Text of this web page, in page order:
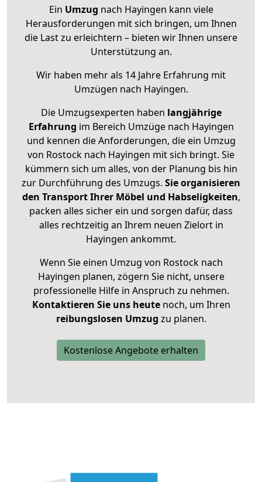
Ein Umzug nach Hayingen kann viele
Herausforderungen mit sich bringen, um Ihnen
die Last zu erleichtern – bieten wir Ihnen unsere
Unterstützung an.
Wir haben mehr als 14 Jahre Erfahrung mit
Umzügen nach Hayingen.
Die Umzugsexperten haben langjährige
Erfahrung im Bereich Umzüge nach Hayingen
und kennen die Anforderungen, die ein Umzug
von Rostock nach Hayingen mit sich bringt. Sie
kümmern sich um alles, von der Planung bis hin
zur Durchführung des Umzugs. Sie organisieren
den Transport Ihrer Möbel und Habseligkeiten,
packen alles sicher ein und sorgen dafür, dass
alles rechtzeitig an Ihrem neuen Zielort in
Hayingen ankommt.
Wenn Sie einen Umzug von Rostock nach
Hayingen planen, zögern Sie nicht, unsere
professionelle Hilfe in Anspruch zu nehmen.
Kontaktieren Sie uns heutenoch, um Ihren
reibungslosen Umzug zu planen.
Kostenlose Angebote erhalten